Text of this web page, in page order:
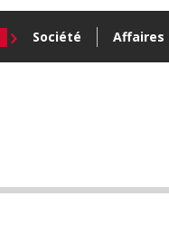
Société Affaires